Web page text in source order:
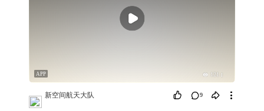
121
APP
新空间航天大队 9